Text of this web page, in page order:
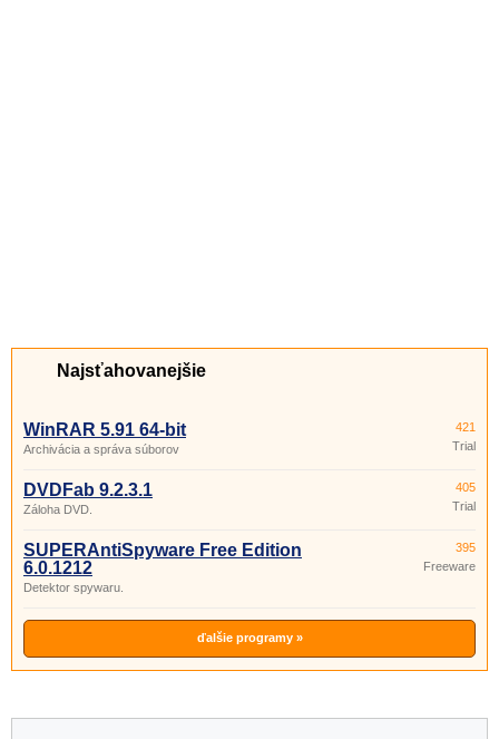
Najsťahovanejšie
WinRAR 5.91 64-bit
Archivácia a správa súborov
421
Trial
DVDFab 9.2.3.1
Záloha DVD.
405
Trial
SUPERAntiSpyware Free Edition
6.0.1212
Detektor spywaru.
395
Freeware
ďalšie programy »